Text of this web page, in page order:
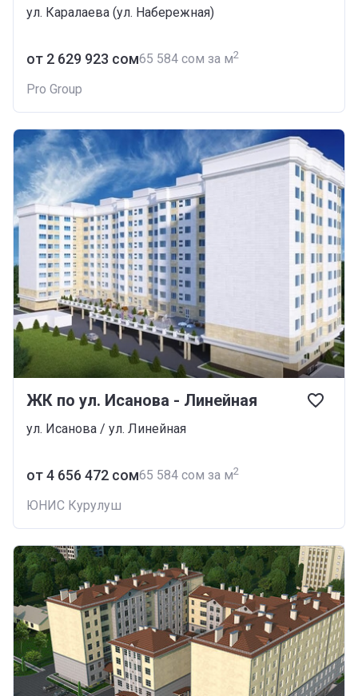
ул. Каралаева (ул. Набережная)
от ‍2 629 923 сом‍65 584 сом за м2
Pro Group
ЖК по ул. Исанова - Линейная
ул. Исанова / ул. Линейная
от ‍4 656 472 сом‍65 584 сом за м2
ЮНИС Курулуш